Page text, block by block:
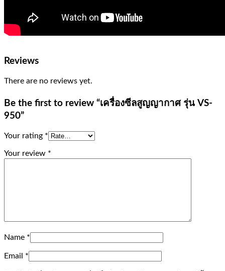
Reviews
There are no reviews yet.
Be the first to review “เครื่องซีลสูญญากาศ รุ่น VS-
950”
Your rating *
Your review *
Name *
Email *